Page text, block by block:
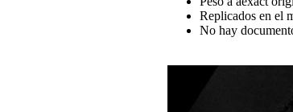
Replicados en el
No hay